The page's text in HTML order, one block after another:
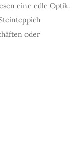
eine edle Optik.
oder